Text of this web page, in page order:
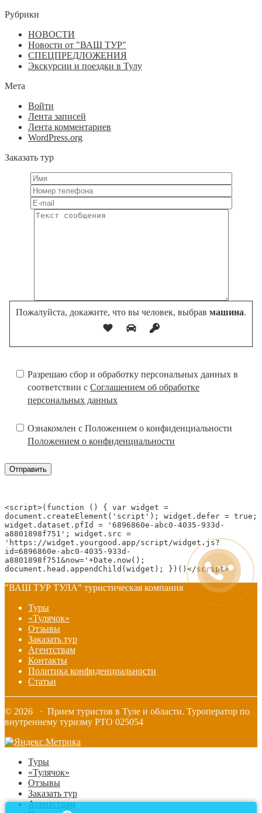
Рубрики
НОВОСТИ
Новости от "ВАШ ТУР"
СПЕЦПРЕДЛОЖЕНИЯ
Экскурсии и поездки в Тулу
Мета
Войти
Лента записей
Лента комментариев
WordPress.org
Заказать тур
Пожалуйста, докажите, что вы человек, выбрав машина.
Разрешаю сбор и обработку персональных данных в
соответствии с Соглашением об обработке
персональных данных
Ознакомлен с Положением о конфиденциальности
Положением о конфиденциальности
<script>(function () { var widget =
document.createElement('script'); widget.defer = true;
widget.dataset.pfId = '6896860e-abc0-4035-933d-
a8801898f751'; widget.src =
'https://widget.yourgood.app/script/widget.js?
id=6896860e-abc0-4035-933d-
a8801898f751&now='+Date.now();
document.head.appendChild(widget); })()</script>
"ВАШ ТУР ТУЛА" туристическая компания
Туры
«Тулячок»
Отзывы
Заказать тур
Агентствам
Контакты
Политика конфиденциальности
Статьи
© 2026 · Прием туристов в Туле и области. Туроператор по
внутреннему туризму РТО 025054
Туры
«Тулячок»
Отзывы
Заказать тур
Агентствам
Бесплатный
звонок